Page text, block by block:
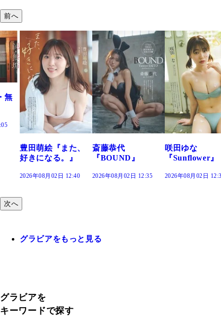
前へ
斎藤恭代
『BOUND』
2026年08月02日 12:35
咲田ゆな
『Sunflower』
2026年08月02日 12:30
藤水咲桜『花
だまり』
2026年08月02日
次へ
グラビアをもっと見る
グラビアを
キーワードで探す